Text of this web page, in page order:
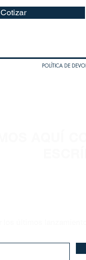
Cotizar
POLÍTICA DE